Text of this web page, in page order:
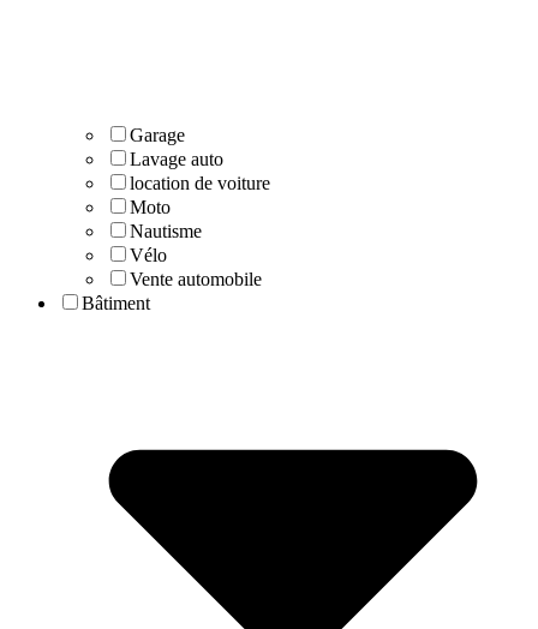
Garage
Lavage auto
location de voiture
Moto
Nautisme
Vélo
Vente automobile
Bâtiment